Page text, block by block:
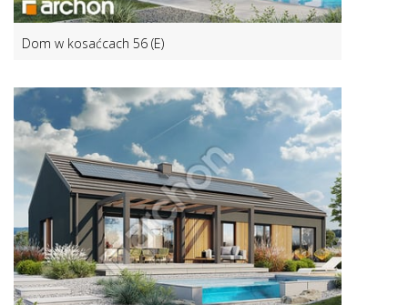
Dom w kosaćcach 56 (E)